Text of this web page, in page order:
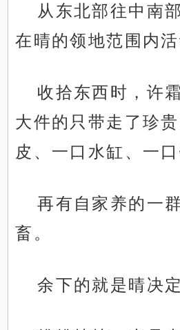
从东北部往中南
在晴的领地范围内活
收拾东西时，许
大件的只带走了珍
皮、一口水缸、一口
再有自家养的一
畜。
余下的就是晴决定